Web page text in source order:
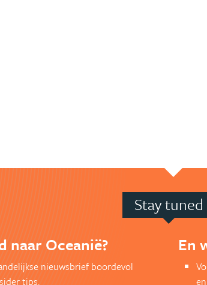
Stay tuned
naar Oceanië?
nieuwsbrief boordevol
tips.
En